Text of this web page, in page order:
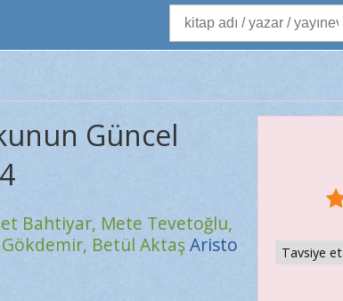
Güncel
Bahtiyar, Mete Tevetoğlu,
Betül AktaşAristo
Tavsiye et